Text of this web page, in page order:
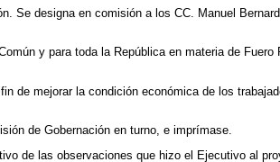
Se designa en comisión a los CC. Manuel
y para toda la República en materia de Fuero
de mejorar la condición económica de los
de Gobernación en turno, e imprímase.
de las observaciones que hizo el Ejecutivo al